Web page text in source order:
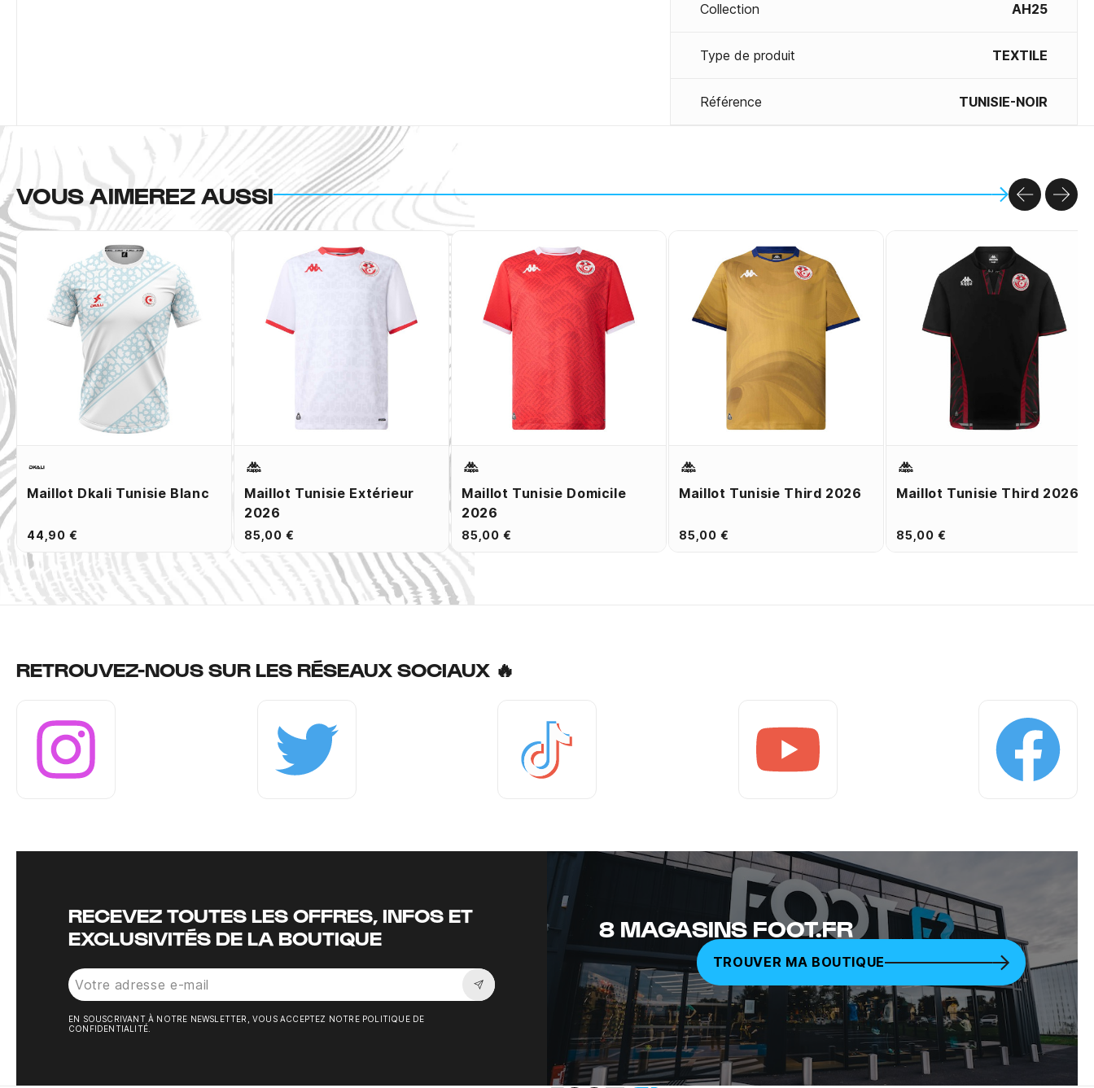
Collection AH25
Type de produit TEXTILE
Référence TUNISIE-NOIR
VOUS AIMEREZ AUSSI
Maillot Dkali Tunisie Blanc
44,90 €
Maillot Tunisie Extérieur
2026
85,00 €
Maillot Tunisie Domicile
2026
85,00 €
Maillot Tunisie Third 2026
85,00 €
Maillot Tunisie Third 2026
85,00 €
RETROUVEZ-NOUS SUR LES RÉSEAUX SOCIAUX 🔥
RECEVEZ TOUTES LES OFFRES, INFOS ET
EXCLUSIVITÉS DE LA BOUTIQUE
Souscrire à la newsletter
EN SOUSCRIVANT À NOTRE NEWSLETTER, VOUS ACCEPTEZ NOTRE POLITIQUE DE
CONFIDENTIALITÉ.
8 MAGASINS FOOT.FR
TROUVER MA BOUTIQUE